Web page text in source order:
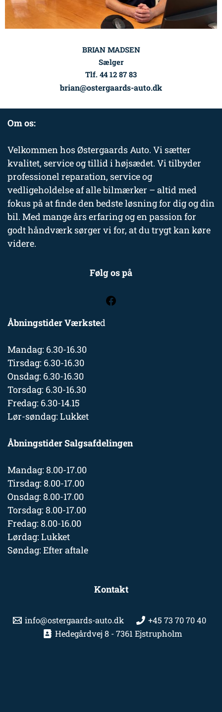
BRIAN MADSEN
Sælger
Tlf. 44 12 87 83
brian@ostergaards-auto.dk
Om os:
Velkommen hos Østergaards Auto. Vi sætter
kvalitet, service og tillid i højsædet. Vi tilbyder
professionel reparation, service og
vedligeholdelse af alle bilmærker – altid med
fokus på at finde den bedste løsning for dig og din
bil. Med mange års erfaring og en passion for
godt håndværk sørger vi for, at du trygt kan køre
videre.
Følg os på
Åbningstider Værksted
Mandag: 6.30-16.30
Tirsdag: 6.30-16.30
Onsdag: 6.30-16.30
Torsdag: 6.30-16.30
Fredag: 6.30-14.15
Lør-søndag: Lukket
Åbningstider Salgsafdelingen
Mandag: 8.00-17.00
Tirsdag: 8.00-17.00
Onsdag: 8.00-17.00
Torsdag: 8.00-17.00
Fredag: 8.00-16.00
Lørdag: Lukket
Søndag: Efter aftale
Kontakt
info@ostergaards-auto.dk
+45 73 70 70 40
Hedegårdvej 8 - 7361 Ejstrupholm